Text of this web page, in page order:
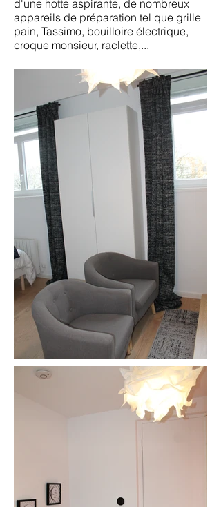
d'une hotte aspirante, de nombreux
appareils de préparation tel que grille
pain, Tassimo, bouilloire électrique,
croque monsieur, raclette,...